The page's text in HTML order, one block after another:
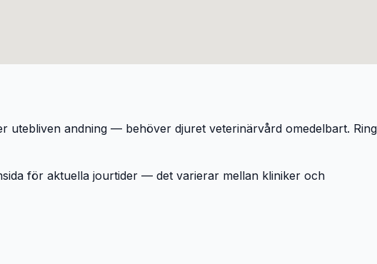
utebliven andning — behöver djuret veterinärvård omedelbart. Ring
för aktuella jourtider — det varierar mellan kliniker och